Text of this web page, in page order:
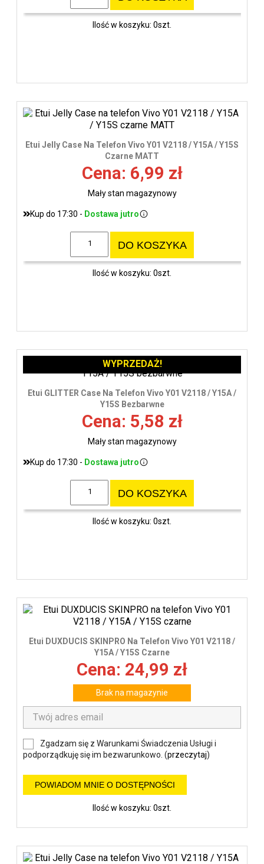
Ilość w koszyku: 0szt.
Etui Jelly Case Na Telefon Vivo Y01 V2118 / Y15A / Y15S
Czarne MATT
Cena: 6,99 zł
Mały stan magazynowy
Kup do 17:30 - Dostawa jutro
DO KOSZYKA
Ilość w koszyku: 0szt.
Etui GLITTER Case Na Telefon Vivo Y01 V2118 / Y15A /
Y15S Bezbarwne
Cena: 5,58 zł
Mały stan magazynowy
Kup do 17:30 - Dostawa jutro
DO KOSZYKA
Ilość w koszyku: 0szt.
WYPRZEDAŻ!
Etui DUXDUCIS SKINPRO Na Telefon Vivo Y01 V2118 /
Y15A / Y15S Czarne
Cena: 24,99 zł
Brak na magazynie
Zgadzam się z Warunkami Świadczenia Usługi i
podporządkuję się im bezwarunkowo. (przeczytaj)
POWIADOM MNIE O DOSTĘPNOŚCI
Ilość w koszyku: 0szt.